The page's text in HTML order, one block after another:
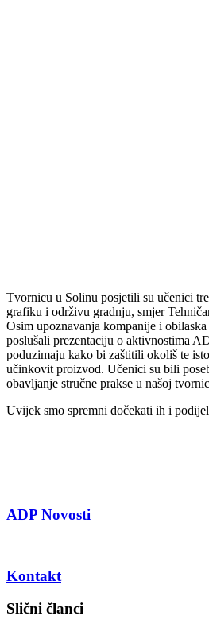
Tvornicu u Solinu posjetili su učenici
grafiku i održivu gradnju, smjer
Osim upoznavanja kompanije i
poslušali prezentaciju o aktivnostima
poduzimaju kako bi zaštitili okoliš te
učinkovit proizvod. Učenici su bili
obavljanje stručne prakse u našoj
Uvijek smo spremni dočekati ih i
ADP Novosti
Kontakt
Slični članci